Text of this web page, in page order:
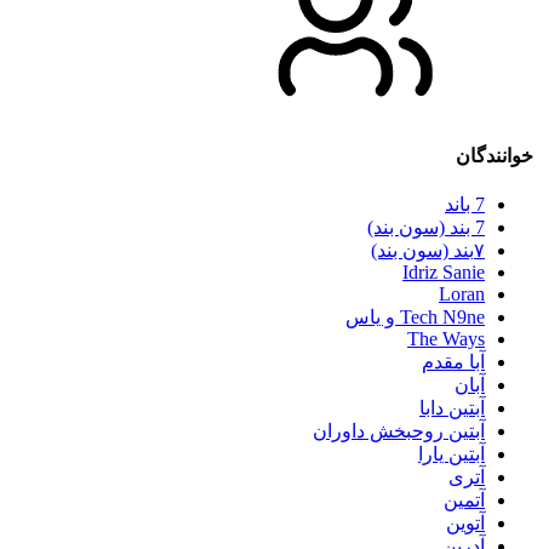
خوانندگان
7 باند
7 بند (سون بند)
۷بند (سون بند)
Idriz Sanie
Loran
Tech N9ne و یاس
The Ways
آبا مقدم
آبان
آبتین دابا
آبتین روحبخش داوران
آبتین یارا
آتری
آتمین
آتوین